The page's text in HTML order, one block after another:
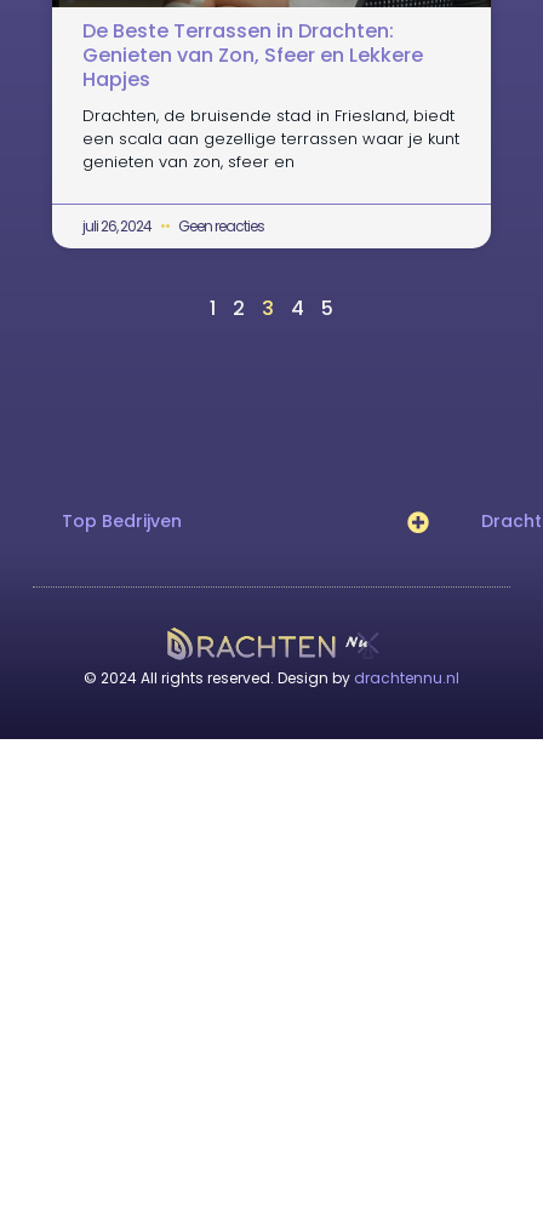
De Beste Terrassen in Drachten:
Genieten van Zon, Sfeer en Lekkere
Hapjes
Drachten, de bruisende stad in Friesland, biedt
een scala aan gezellige terrassen waar je kunt
genieten van zon, sfeer en
juli 26, 2024 Geen reacties
1 2 3 4 5
Top Bedrijven
© 2024 All rights reserved. Design by drachtennu.nl